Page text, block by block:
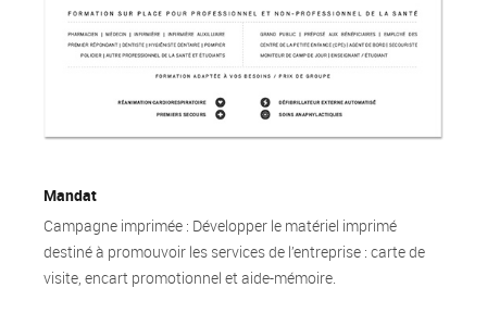
Mandat
Campagne imprimée : Développer le matériel imprimé
destiné à promouvoir les services de l’entreprise : carte de
visite, encart promotionnel et aide-mémoire.